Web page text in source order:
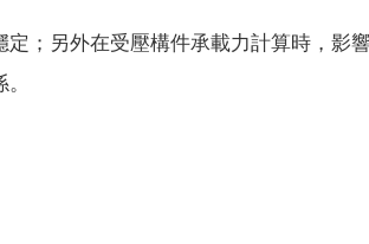
；另外在受壓構件承載力計算時，影